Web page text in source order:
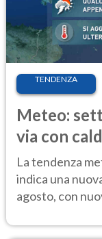
TENDENZA
Meteo:
via con
temporale
La tendenza
indica una
agosto, con